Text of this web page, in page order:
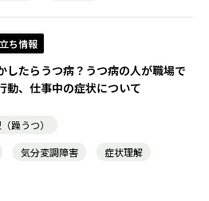
ち情報
したらうつ病？うつ病の人が職場で
動、仕事中の症状について
躁うつ）
気分変調障害
症状理解